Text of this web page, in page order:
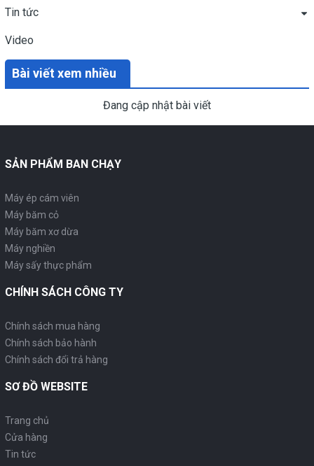
Tin tức
Video
Bài viết xem nhiều
Đang cập nhật bài viết
SẢN PHẨM BAN CHẠY
Máy ép cám viên
Máy băm cỏ
Máy băm xơ dừa
Máy nghiền
Máy sấy thực phẩm
CHÍNH SÁCH CÔNG TY
Chính sách mua hàng
Chính sách bảo hành
Chính sách đổi trả hàng
SƠ ĐỒ WEBSITE
Trang chủ
Cửa hàng
Tin tức